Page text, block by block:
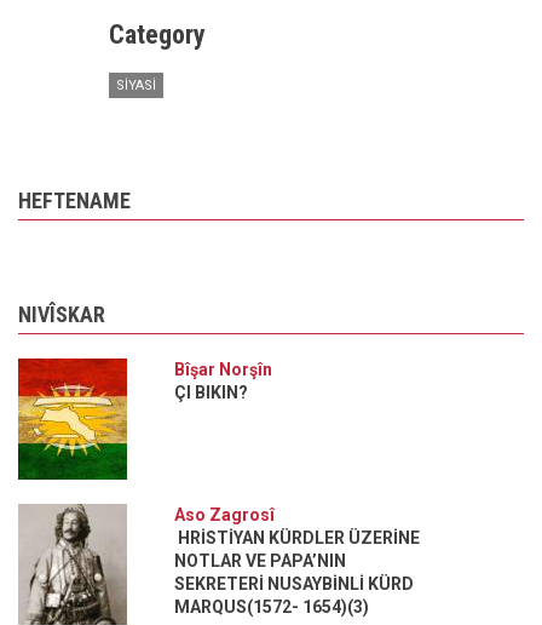
Category
SIYASI
HEFTENAME
NIVÎSKAR
Bîşar Norşîn
ÇI BIKIN?
Aso Zagrosî
HRİSTİYAN KÜRDLER ÜZERİNE
NOTLAR VE PAPA’NIN
SEKRETERİ NUSAYBİNLİ KÜRD
MARQUS(1572- 1654)(3)